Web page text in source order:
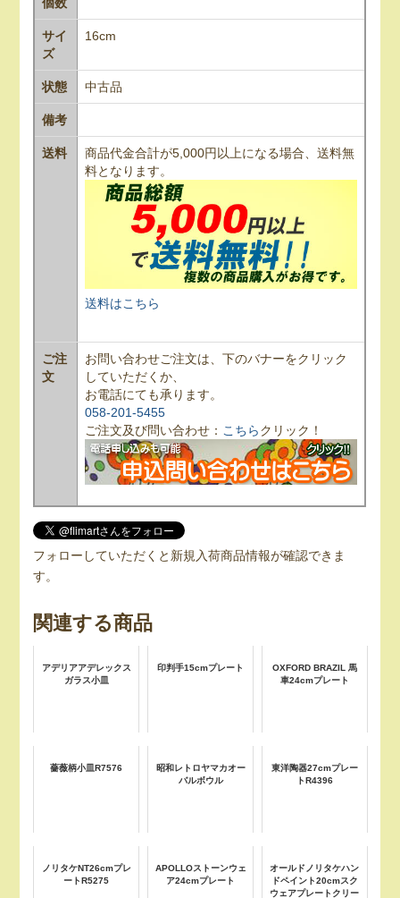
個数
サイ
ズ
16cm
状態 中古品
備考
送料
商品代金合計が5,000円以上になる場合、送料無
料となります。
送料はこちら
ご注
文
お問い合わせご注文は、下のバナーをクリック
していただくか、
お電話にても承ります。
058-201-5455
ご注文及び問い合わせ： こちらクリック！
フォローしていただくと新規入荷商品情報が確認できま
す。
関連する商品
アデリアアデレックス
ガラス小皿
印判手15cmプレート
OXFORD BRAZIL 馬
車24cmプレート
薔薇柄小皿R7576
昭和レトロヤマカオー
バルボウル
東洋陶器27cmプレー
トR4396
ノリタケNT26cmプレ
ートR5275
APOLLOストーンウェ
ア24cmプレート
オールドノリタケハン
ドペイント20cmスク
ウェアプレートクリー